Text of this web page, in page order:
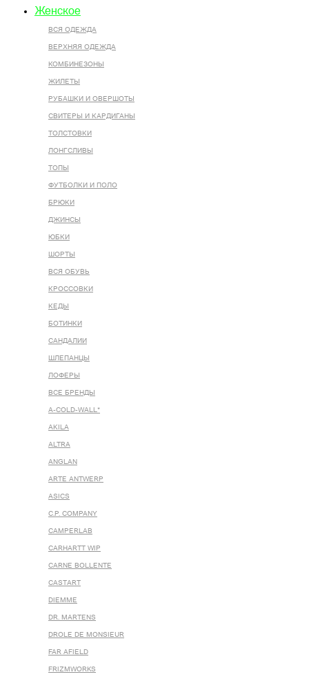
Женское
ВСЯ ОДЕЖДА
ВЕРХНЯЯ ОДЕЖДА
КОМБИНЕЗОНЫ
ЖИЛЕТЫ
РУБАШКИ И ОВЕРШОТЫ
СВИТЕРЫ И КАРДИГАНЫ
ТОЛСТОВКИ
ЛОНГСЛИВЫ
ТОПЫ
ФУТБОЛКИ И ПОЛО
БРЮКИ
ДЖИНСЫ
ЮБКИ
ШОРТЫ
ВСЯ ОБУВЬ
КРОССОВКИ
КЕДЫ
БОТИНКИ
САНДАЛИИ
ШЛЕПАНЦЫ
ЛОФЕРЫ
ВСЕ БРЕНДЫ
A-COLD-WALL*
AKILA
ALTRA
ANGLAN
ARTE ANTWERP
ASICS
C.P. COMPANY
CAMPERLAB
CARHARTT WIP
CARNE BOLLENTE
CASTART
DIEMME
DR. MARTENS
DROLE DE MONSIEUR
FAR AFIELD
FRIZMWORKS